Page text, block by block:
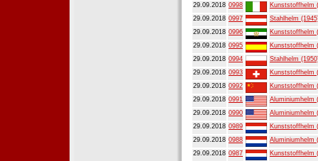
29.09.2018 0998
Kunststoffhelm
29.09.2018 0997
Stahlhelm
29.09.2018 0996
Kunststoffhelm
29.09.2018 0995
Kunststoffhelm
29.09.2018 0994
Stahlhelm
29.09.2018 0993
Kunststoffhelm
29.09.2018 0992
Kunststoffhelm
29.09.2018 0991
Aluminiumhelm
29.09.2018 0990
Aluminiumhelm
29.09.2018 0989
Kunststoffhelm
29.09.2018 0988
Aluminiumhelm
29.09.2018 0987
Kunststoffhelm